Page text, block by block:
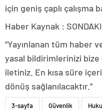
için geniş çaplı çalışma
Haber Kaynak :
“Yayınlanan tüm haber
yasal bildirimlerinizi
iletiniz. En kısa süre
dönüş sağlanılacaktır.”
3-sayfa Güvenlik